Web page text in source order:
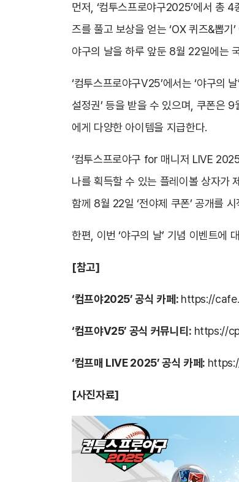
먼저, ‘컴투스프로야구2025’에서 총 4
즈를 풀고 보상을 얻는 ‘OX 퀴즈&뽑
야구의 날을 하루 앞둔 8월 22일에는
‘컴투스프로야구V25’에서는 ‘야구의
설정권’ 등을 받을 수 있으며, 쿠폰은
에게 다양한 아이템을 지급한다.
‘컴투스프로야구 for 매니저 LIVE
나를 획득할 수 있는 플레이볼 상자가
함께 8월 22일 ‘전야제 쿠폰’ 공개를
한편, 이번 ‘야구의 날’ 기념 이벤트에
[참고]
‘컴프야2025’ 공식 카페: https://
‘컴프야V25’ 공식 커뮤니티: https://
‘컴프매 LIVE 2025’ 공식 카페:
[사진자료]